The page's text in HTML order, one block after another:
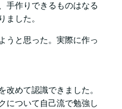
手作りできるものはなる
ました。
うと思った。実際に作っ
改めて認識できました。
について自己流で勉強し